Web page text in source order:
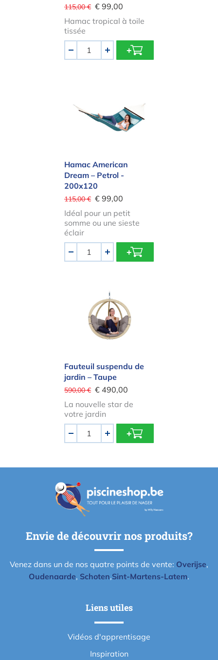
115,00 € € 99,00
Hamac tropical à toile
tissée
Quantité
+
Hamac American
Dream – Petrol -
200x120
115,00 € € 99,00
Idéal pour un petit
somme ou une sieste
éclair
Quantité
+
Fauteuil suspendu de
jardin – Taupe
590,00 € € 490,00
La nouvelle star de
votre jardin
Quantité
+
Envie de découvrir nos produits?
Venez dans un de nos quatre points de vente: Overijse,
Oudenaarde, Schoten,Sint-Martens-Latem.
Liens utiles
Vidéos d'apprentisage
Inspiration